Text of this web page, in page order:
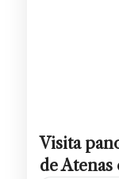
Visita
de